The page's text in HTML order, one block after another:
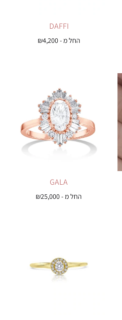
DAFFI
החל מ - ₪4,200
GALA
החל מ - ₪25,000